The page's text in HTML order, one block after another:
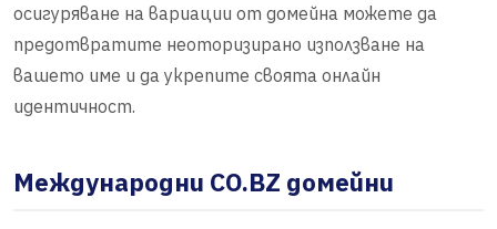
осигуряване на вариации от домейна можете да
предотвратите неоторизирано използване на
вашето име и да укрепите своята онлайн
идентичност.
Международни CO.BZ домейни